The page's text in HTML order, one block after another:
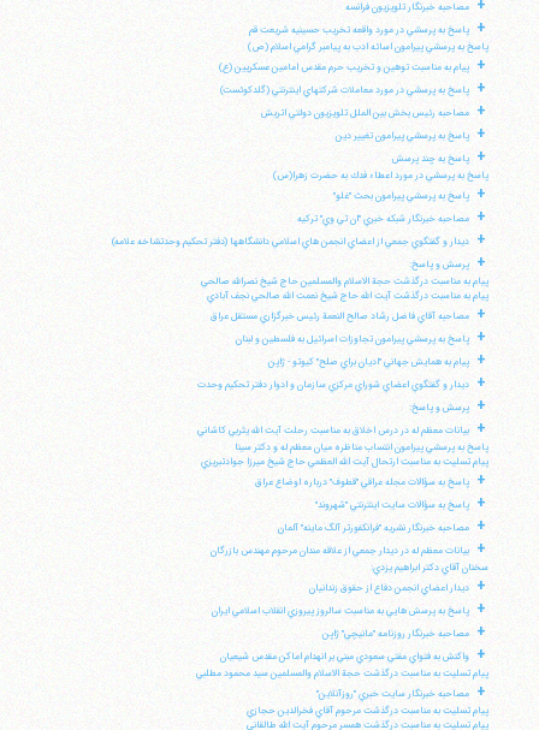
+ مصاحبه خبرنگار تلويزيون فرانسه
+
پاسخ به پرسشي در مورد واقعه تخريب حسينيه شريعت قم
پاسخ به پرسشي پيرامون اسائه ادب به پيامبر گرامي اسلام (ص)
+ پيام به مناسبت توهين و تخريب حرم مقدس امامين عسكريين (ع)
+ پاسخ به پرسشي در مورد معاملات شركتهاي اينترنتي (گلدكوئست)
+ مصاحبه رئيس بخش بين الملل تلويزيون دولتي اتريش
+ پاسخ به پرسشي پيرامون تغيير دين
+
پاسخ به چند پرسش
پاسخ به پرسشي در مورد اعطاء فدك به حضرت زهرا(س)
+ پاسخ به پرسشي پيرامون بحث "غلو"
+ مصاحبه خبرنگار شبكه خبري "ان تي وي" تركيه
+ ديدار و گفتگوي جمعي از اعضاي انجمن هاي اسلامي دانشگاهها (دفتر تحكيم وحدتشاخه علامه)
+
پرسش و پاسخ:
پيام به مناسبت درگذشت حجة الاسلام والمسلمين حاج شيخ نصرالله صالحي
پيام به مناسبت درگذشت آيت الله حاج شيخ نعمت الله صالحي نجف آبادي
+ مصاحبه آقاي فاضل رشاد صالح النعمة رئيس خبرگزاري مستقل عراق
+ پاسخ به پرسشي پيرامون تجاوزات اسرائيل به فلسطين و لبنان
+ پيام به همايش جهاني "اديان براي صلح" كيوتو - ژاپن
+ ديدار و گفتگوي اعضاي شوراي مركزي سازمان و ادوار دفتر تحكيم وحدت
+ پرسش و پاسخ:
+
بيانات معظم له در درس اخلاق به مناسبت رحلت آيت الله يثربي كاشاني
پاسخ به پرسشي پيرامون انتساب مناظره ميان معظم له و دكتر سينا
پيام تسليت به مناسبت ارتحال آيت الله العظمي حاج شيخ ميرزا جوادتبريزي
+ پاسخ به سؤالات مجله عراقي "قطوف" درباره اوضاع عراق
+ پاسخ به سؤالات سايت اينترنتي "شهروند"
+ مصاحبه خبرنگار نشريه "فرانكفورتر آلگ ماينه" آلمان
+
بيانات معظم له در ديدار جمعي از علاقه مندان مرحوم مهندس بازرگان
سخنان آقاي دكتر ابراهيم يزدي:
+ ديدار اعضاي انجمن دفاع از حقوق زندانيان
+ پاسخ به پرسش هايي به مناسبت سالروز پيروزي انقلاب اسلامي ايران
+ مصاحبه خبرنگار روزنامه "مانيچي" ژاپن
+
واكنش به فتواي مفتي سعودي مبني بر انهدام اماكن مقدس شيعيان
پيام تسليت به مناسبت درگذشت حجة الاسلام والمسلمين سيد محمود مطلبي
+
مصاحبه خبرنگار سايت خبري "روزآنلاين"
پيام تسليت به مناسبت درگذشت مرحوم آقاي فخرالدين حجازي
پيام تسليت به مناسبت درگذشت همسر مرحوم آيت الله طالقاني